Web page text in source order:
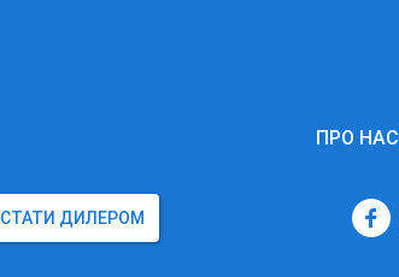
ПРО НАС
СТАТИ ДИЛЕРОМ